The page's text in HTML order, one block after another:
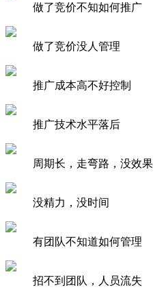
做了竞价不知如何推广
做了竞价没人管理
推广成本高不好控制
推广技术水平落后
周期长， 走弯路，没效果
没精力， 没时间
有团队不知道如何管理
招不到团队， 人员流失